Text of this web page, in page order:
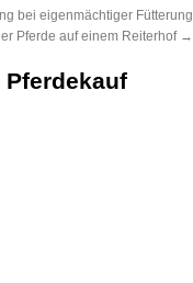
bei eigenmächtiger Fütterung
Pferde auf einem Reiterhof →